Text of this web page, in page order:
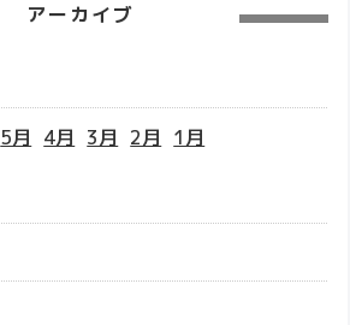
アーカイブ
5月 4月 3月 2月 1月